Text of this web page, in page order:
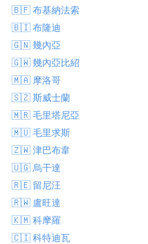
🇧🇫 布基納法索
🇧🇮 布隆迪
🇬🇳 幾內亞
🇬🇼 幾內亞比紹
🇲🇦 摩洛哥
🇸🇿 斯威士蘭
🇲🇷 毛里塔尼亞
🇲🇺 毛里求斯
🇿🇼 津巴布韋
🇺🇬 烏干達
🇷🇪 留尼汪
🇷🇼 盧旺達
🇰🇲 科摩羅
🇨🇮 科特迪瓦